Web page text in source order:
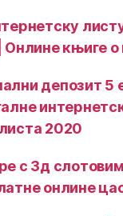
књиге о
депозит 5
2020
с 3д
онлине